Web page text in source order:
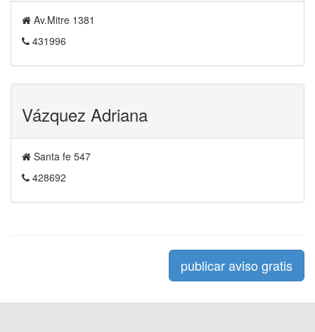
Av.Mitre 1381
431996
Vázquez Adriana
Santa fe 547
428692
publicar aviso gratis